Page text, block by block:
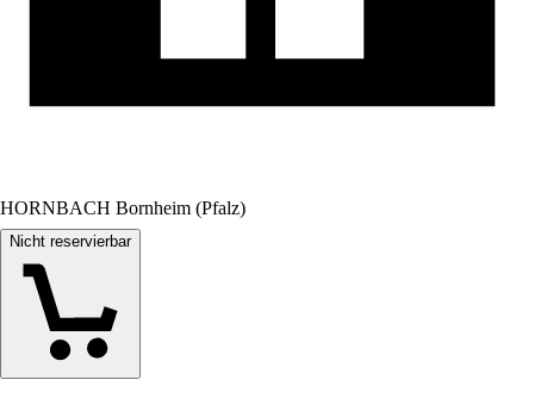
HORNBACH Bornheim (Pfalz)
Nicht reservierbar